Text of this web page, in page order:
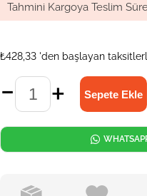
Tahmini Kargoya Teslim
₺428,33 'den başlayan